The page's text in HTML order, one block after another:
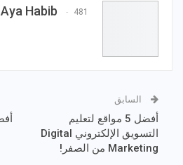
Aya Habib 481 مشاركة
السابق
أفضل 5 مواقع لتعليم
التسويق الإلكتروني Digital
Marketing من الصفر!